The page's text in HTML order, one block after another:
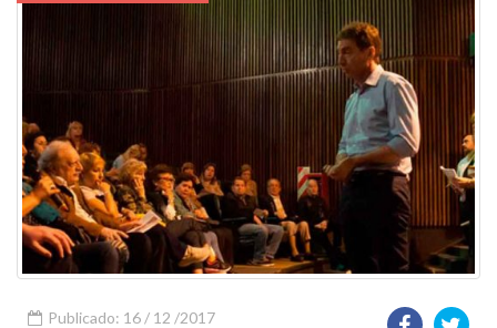
Publicado: 16 / 12 /2017